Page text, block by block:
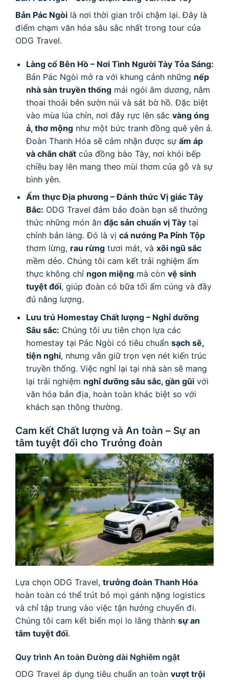
Bản Pác Ngòi là nơi thời gian trôi chậm lại. Đây là
điểm chạm văn hóa sâu sắc nhất trong tour của
ODG Travel.
Làng cổ Bên Hồ – Nơi Tình Người Tày Tỏa Sáng:
Bản Pác Ngòi mở ra với khung cảnh những nếp
nhà sàn truyền thốngmái ngói âm dương, nằm
thoai thoải bên sườn núi và sát bờ hồ. Đặc biệt
vào mùa lúa chín, nơi đây rực lên sắc vàng óng
ả, thơ mộngnhư một bức tranh đồng quê yên ả.
Đoàn Thanh Hóa sẽ cảm nhận được sự ấm áp
và chân chấtcủa đồng bào Tày, nơi khói bếp
chiều bay lên mang theo mùi thơm của gỗ và sự
bình yên.
Ẩm thực Địa phương – Đánh thức Vị giác Tây
Bắc: ODG Travel đảm bảo đoàn bạn sẽ thưởng
thức những món ăn đặc sản chuẩn vị Tàytại
chính bản làng. Đó là vị cá nướng Pa Pỉnh Tộp
thơm lừng, rau rừngtươi mát, và xôi ngũ sắc
mềm dẻo. Chúng tôi cam kết trải nghiệm ẩm
thực không chỉ ngon miệngmà còn vệ sinh
tuyệt đối, giúp đoàn có bữa tối ấm cúng và đầy
đủ năng lượng.
Lưu trú Homestay Chất lượng – Nghỉ dưỡng
Sâu sắc: Chúng tôi ưu tiên chọn lựa các
homestay tại Pác Ngòi có tiêu chuẩn sạch sẽ,
tiện nghi, nhưng vẫn giữ trọn vẹn nét kiến trúc
truyền thống. Việc nghỉ lại tại nhà sàn sẽ mang
lại trải nghiệm nghỉ dưỡng sâu sắc, gần gũivới
văn hóa bản địa, hoàn toàn khác biệt so với
khách sạn thông thường.
Cam kết Chất lượng và An toàn – Sự an
tâm tuyệt đối cho Trưởng đoàn
Lựa chọn ODG Travel, trưởng đoàn Thanh Hóa
hoàn toàn có thể trút bỏ mọi gánh nặng logistics
và chỉ tập trung vào việc tận hưởng chuyến đi.
Chúng tôi cam kết biến mọi lo lắng thành sự an
tâm tuyệt đối.
Quy trình An toàn Đường dài Nghiêm ngặt
ODG Travel áp dụng tiêu chuẩn an toàn vượt trội